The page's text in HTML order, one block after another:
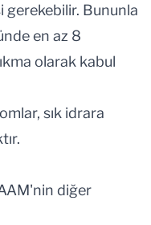
gerekebilir. Bununla
en az 8
olarak kabul
sık idrara
AAM'nin diğer